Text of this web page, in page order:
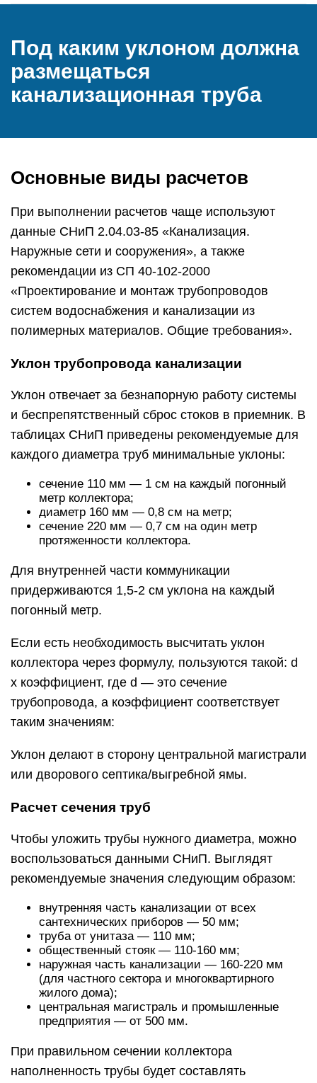
Под каким уклоном должна
размещаться
канализационная труба
Основные виды расчетов
При выполнении расчетов чаще используют
данные СНиП 2.04.03-85 «Канализация.
Наружные сети и сооружения», а также
рекомендации из СП 40-102-2000
«Проектирование и монтаж трубопроводов
систем водоснабжения и канализации из
полимерных материалов. Общие требования».
Уклон трубопровода канализации
Уклон отвечает за безнапорную работу системы
и беспрепятственный сброс стоков в приемник. В
таблицах СНиП приведены рекомендуемые для
каждого диаметра труб минимальные уклоны:
сечение 110 мм — 1 см на каждый погонный
метр коллектора;
диаметр 160 мм — 0,8 см на метр;
сечение 220 мм — 0,7 см на один метр
протяженности коллектора.
Для внутренней части коммуникации
придерживаются 1,5-2 см уклона на каждый
погонный метр.
Если есть необходимость высчитать уклон
коллектора через формулу, пользуются такой: d
х коэффициент, где d — это сечение
трубопровода, а коэффициент соответствует
таким значениям:
Уклон делают в сторону центральной магистрали
или дворового септика/выгребной ямы.
Расчет сечения труб
Чтобы уложить трубы нужного диаметра, можно
воспользоваться данными СНиП. Выглядят
рекомендуемые значения следующим образом:
внутренняя часть канализации от всех
сантехнических приборов — 50 мм;
труба от унитаза — 110 мм;
общественный стояк — 110-160 мм;
наружная часть канализации — 160-220 мм
(для частного сектора и многоквартирного
жилого дома);
центральная магистраль и промышленные
предприятия — от 500 мм.
При правильном сечении коллектора
наполненность трубы будет составлять